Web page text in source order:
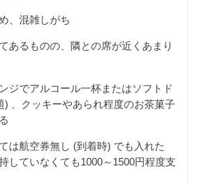
、混雑しがち
あるものの、隣との席が近くあまり
ジでアルコール一杯またはソフトド
) 、クッキーやあられ程度のお茶菓子
は航空券無し (到着時) でも入れた
していなくても1000～1500円程度支